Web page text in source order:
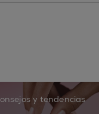
y tendencias